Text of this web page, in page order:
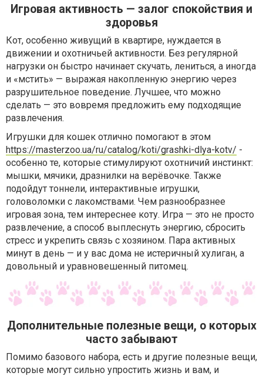
Игровая активность — залог спокойствия и
здоровья
Кот, особенно живущий в квартире, нуждается в
движении и охотничьей активности. Без регулярной
нагрузки он быстро начинает скучать, лениться, а иногда
и «мстить» — выражая накопленную энергию через
разрушительное поведение. Лучшее, что можно
сделать — это вовремя предложить ему подходящие
развлечения.
Игрушки для кошек отлично помогают в этом
https://masterzoo.ua/ru/catalog/koti/grashki-dlya-kotv/ -
особенно те, которые стимулируют охотничий инстинкт:
мышки, мячики, дразнилки на верёвочке. Также
подойдут тоннели, интерактивные игрушки,
головоломки с лакомствами. Чем разнообразнее
игровая зона, тем интереснее коту. Игра — это не просто
развлечение, а способ выплеснуть энергию, сбросить
стресс и укрепить связь с хозяином. Пара активных
минут в день — и у вас дома не истеричный хулиган, а
довольный и уравновешенный питомец.
Дополнительные полезные вещи, о которых
часто забывают
Помимо базового набора, есть и другие полезные вещи,
которые могут сильно упростить жизнь и вам, и